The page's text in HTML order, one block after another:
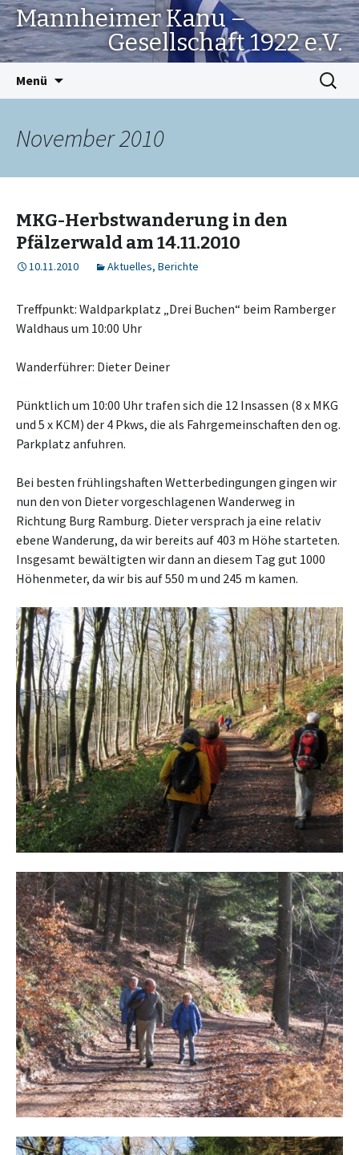
Mannheimer Kanu –
Gesellschaft 1922 e.V.
Menü
Suchen
nach:
November 2010
MKG-Herbstwanderung in den
Pfälzerwald am 14.11.2010
10.11.2010 Aktuelles, Berichte
Treffpunkt: Waldparkplatz „Drei Buchen“ beim Ramberger
Waldhaus um 10:00 Uhr
Wanderführer: Dieter Deiner
Pünktlich um 10:00 Uhr trafen sich die 12 Insassen (8 x MKG
und 5 x KCM) der 4 Pkws, die als Fahrgemeinschaften den og.
Parkplatz anfuhren.
Bei besten frühlingshaften Wetterbedingungen gingen wir
nun den von Dieter vorgeschlagenen Wanderweg in
Richtung Burg Ramburg. Dieter versprach ja eine relativ
ebene Wanderung, da wir bereits auf 403 m Höhe starteten.
Insgesamt bewältigten wir dann an diesem Tag gut 1000
Höhenmeter, da wir bis auf 550 m und 245 m kamen.